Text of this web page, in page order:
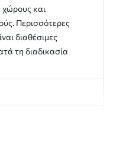
χώρους και
Περισσότερες
διαθέσιμες
τη διαδικασία